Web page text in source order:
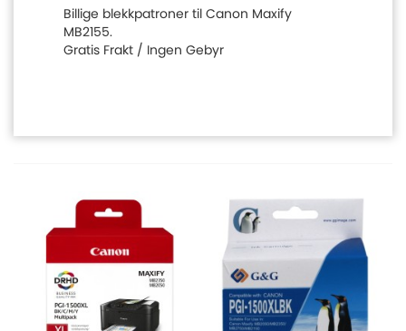
Billige blekkpatroner til Canon Maxify
MB2155.
Gratis Frakt / Ingen Gebyr